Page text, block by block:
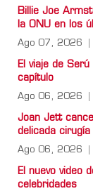
Billie Joe
la ONU en los
Ago 07, 2026
El viaje de
capítulo
Ago 06, 2026
Joan Jett
delicada cirugía
Ago 06, 2026
El nuevo video
celebridades